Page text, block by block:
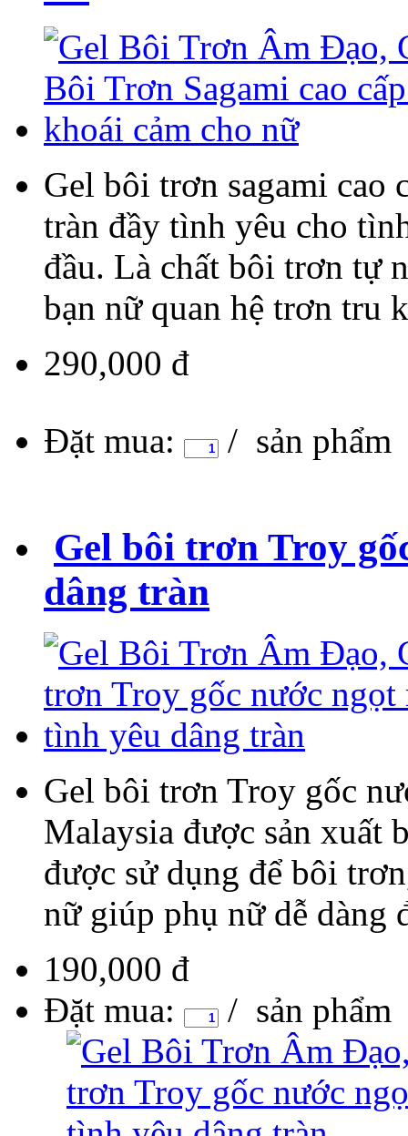
Gel bôi trơn sagami cao
tràn đầy tình yêu cho
đầu. Là chất bôi trơn tự
bạn nữ quan hệ trơn tru
290,000 đ
Đặt mua:
/ sản phẩm
Gel bôi trơn Troy
dâng tràn
Gel bôi trơn Troy gốc
Malaysia được sản xuất
được sử dụng để bôi
nữ giúp phụ nữ dễ dàng
190,000 đ
Đặt mua:
/ sản phẩm